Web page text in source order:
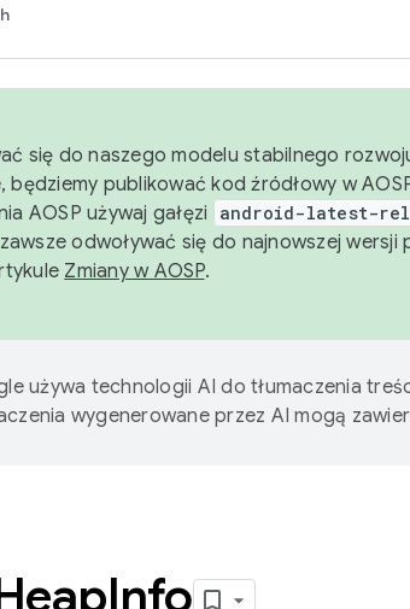
się do naszego modelu stabilnego
publikować kod źródłowy w
AOSP używaj gałęzi
android-latest-
odwoływać się do najnowszej wersji
Zmiany w AOSP.
używa technologii AI do tłumaczenia
wygenerowane przez AI mogą
Info